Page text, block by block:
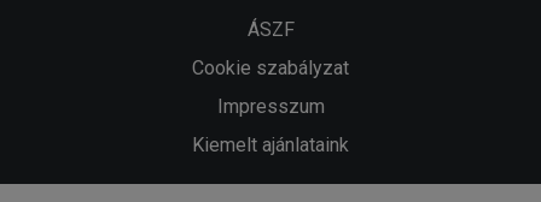
ÁSZF
Cookie szabályzat
Impresszum
Kiemelt ajánlataink